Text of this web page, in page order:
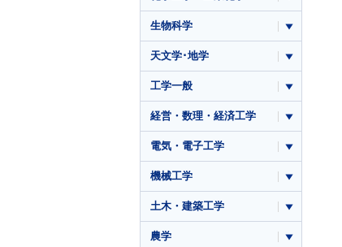
生物科学
天文学･地学
工学一般
経営・数理・経済工学
電気・電子工学
機械工学
土木・建築工学
農学